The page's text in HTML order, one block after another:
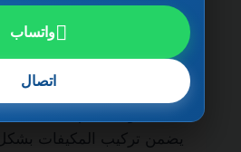
شركة تركيب وصيانة
شركة تركيب وصيانة
0501270935 ضمان
الأساسية لكل منزل أو
فعال طوال العام.
يضمن تركيب المكيفات بشكل
واتساب
اتصال